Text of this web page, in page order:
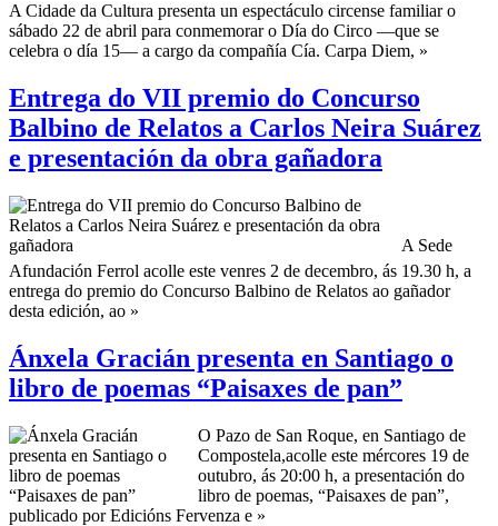
A Cidade da Cultura presenta un espectáculo circense familiar o
sábado 22 de abril para conmemorar o Día do Circo —que se
celebra o día 15— a cargo da compañía Cía. Carpa Diem, »
Entrega do VII premio do Concurso
Balbino de Relatos a Carlos Neira Suárez
e presentación da obra gañadora
A Sede
Afundación Ferrol acolle este venres 2 de decembro, ás 19.30 h, a
entrega do premio do Concurso Balbino de Relatos ao gañador
desta edición, ao »
Ánxela Gracián presenta en Santiago o
libro de poemas “Paisaxes de pan”
O Pazo de San Roque, en Santiago de
Compostela,acolle este mércores 19 de
outubro, ás 20:00 h, a presentación do
libro de poemas, “Paisaxes de pan”,
publicado por Edicións Fervenza e »